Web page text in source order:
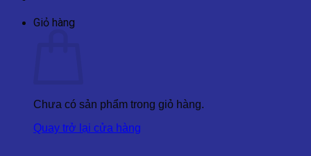
Giỏ hàng
Chưa có sản phẩm trong giỏ hàng.
Quay trở lại cửa hàng